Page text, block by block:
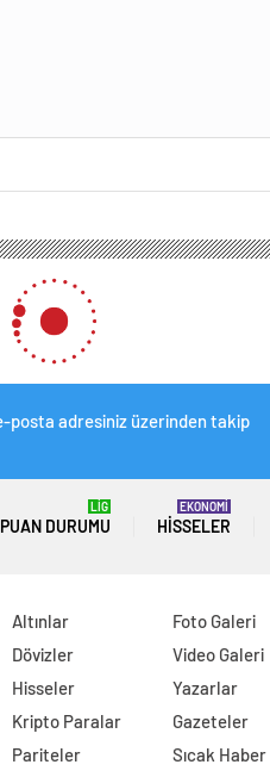
posta adresiniz üzerinden takip
PUAN DURUMU
LİG
HISSELER
EKONOMİ
Altınlar
Dövizler
Hisseler
Kripto Paralar
Pariteler
Foto Galeri
Video Galeri
Yazarlar
Gazeteler
Sıcak Haber